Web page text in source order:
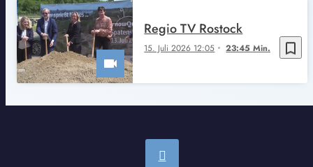
bookmark_border
15. Juli 2026 12:05 23:45 Min.
Regio TV Rostock